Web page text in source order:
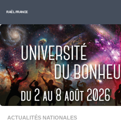
Skip to content
RAËL FRANCE
ACTUALITÉS NATIONALES